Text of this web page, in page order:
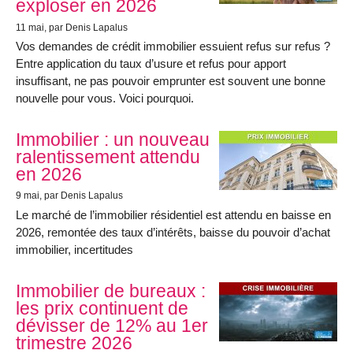
exploser en 2026
11 mai , par Denis Lapalus
Vos demandes de crédit immobilier essuient refus sur refus ?
Entre application du taux d’usure et refus pour apport
insuffisant, ne pas pouvoir emprunter est souvent une bonne
nouvelle pour vous. Voici pourquoi.
Immobilier : un nouveau
ralentissement attendu
en 2026
9 mai, par Denis Lapalus
Le marché de l’immobilier résidentiel est attendu en baisse en
2026, remontée des taux d’intérêts, baisse du pouvoir d’achat
immobilier, incertitudes
Immobilier de bureaux :
les prix continuent de
dévisser de 12% au 1er
trimestre 2026